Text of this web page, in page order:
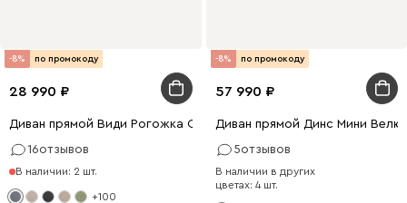
-8% по промокоду
28 990
Диван прямой Види Рогожка Серый
16отзывов
В наличии: 2 шт.
+100
-8% по промокоду
57 990
Диван прямой Динс Мини
5отзывов
В наличии в других
цветах: 4 шт.